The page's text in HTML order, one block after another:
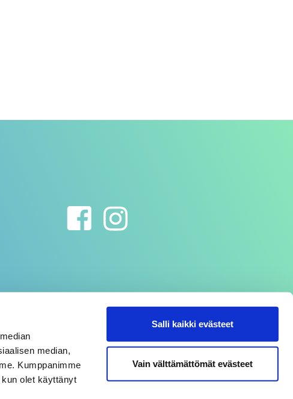
median,
Kumppanimme
olet käyttänyt
Salli kaikki evästeet
Vain välttämättömät evästeet